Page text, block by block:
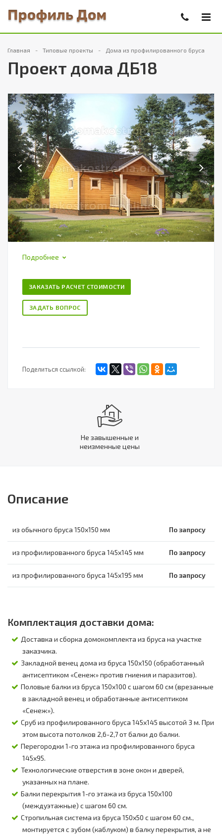
Главная Типовые проекты Дома из профилированного бруса
Проект дома ДБ18
Previous Next
Подробнее
ЗАКАЗАТЬ РАСЧЕТ СТОИМОСТИ
ЗАДАТЬ ВОПРОС
Поделиться ссылкой:
Не завышенные и
неизменные цены
Описание
из обычного бруса 150х150 мм По запросу
из профилированного бруса 145х145 мм По запросу
из профилированного бруса 145х195 мм По запросу
Комплектация доставки дома:
Доставка и сборка домокомплекта из бруса на участке
заказчика.
Закладной венец дома из бруса 150х150 (обработанный
антисептиком «Сенеж» против гниения и паразитов).
Половые балки из бруса 150х100 с шагом 60 см (врезанные
в закладной венец и обработанные антисептиком
«Сенеж»).
Сруб из профилированного бруса 145х145 высотой 3 м. При
этом высота потолков 2,6-2,7 от балки до балки.
Перегородки 1-го этажа из профилированного бруса
145х95.
Технологические отверстия в зоне окон и дверей,
указанных на плане.
Балки перекрытия 1-го этажа из бруса 150х100
(междуэтажные) с шагом 60 см.
Стропильная система из бруса 150х50 с шагом 60 см.,
монтируется с зубом (каблуком) в балку перекрытия, а не